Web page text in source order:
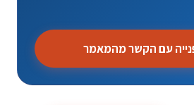
עם הקשר מהמאמר